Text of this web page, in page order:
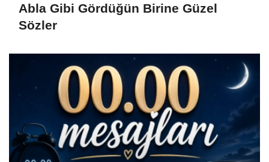
Abla Gibi Gördüğün Birine Güzel
Sözler